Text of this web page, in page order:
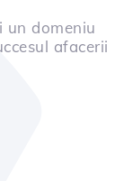
un domeniu
afacerii